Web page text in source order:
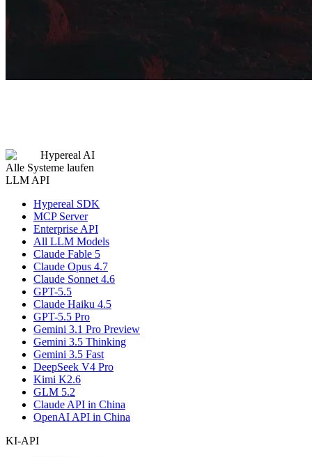
Hypereal AI
Alle Systeme laufen
LLM API
Hypereal SDK
MCP Server
Enterprise API
All LLM Models
Claude Fable 5
Claude Opus 4.7
Claude Sonnet 4.6
GPT-5.5
Claude Haiku 4.5
GPT-5.5 Pro
Gemini 3.1 Pro Preview
Gemini 3.5 Thinking
Gemini 3.5 Fast
DeepSeek V4 Pro
Kimi K2.6
GLM 5.2
Claude API in China
OpenAI API in China
KI-API